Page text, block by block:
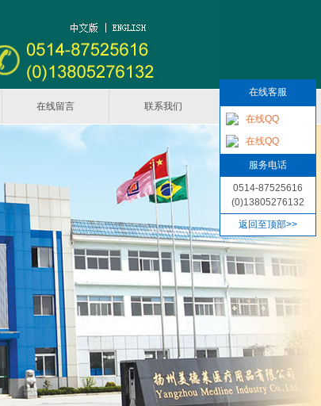
在线留言 联系我们
在线客服
在线QQ
在线QQ
服务电话
0514-87525616
(0)13805276132
返回至顶部>>